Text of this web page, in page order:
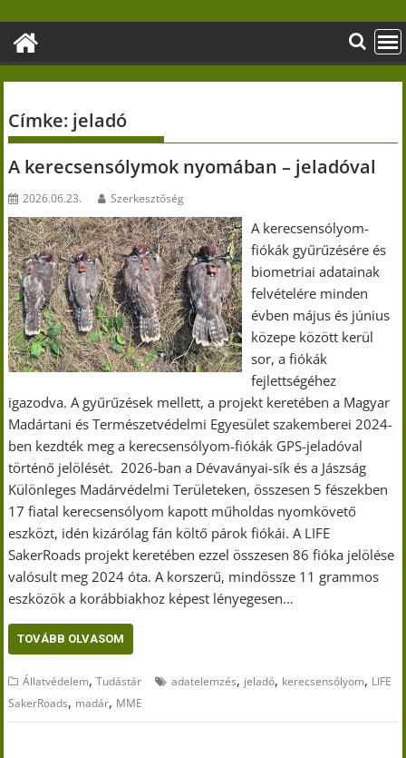
content
Címke: jeladó
A kerecsensólymok nyomában – jeladóval
2026.06.23. Szerkesztőség
A kerecsensólyom-
fiókák gyűrűzésére és
biometriai adatainak
felvételére minden
évben május és június
közepe között kerül
sor, a fiókák
fejlettségéhez
igazodva. A gyűrűzések mellett, a projekt keretében a Magyar
Madártani és Természetvédelmi Egyesület szakemberei 2024-
ben kezdték meg a kerecsensólyom-fiókák GPS-jeladóval
történő jelölését. 2026-ban a Dévaványai-sík és a Jászság
Különleges Madárvédelmi Területeken, összesen 5 fészekben
17 fiatal kerecsensólyom kapott műholdas nyomkövető
eszközt, idén kizárólag fán költő párok fiókái. A LIFE
SakerRoads projekt keretében ezzel összesen 86 fióka jelölése
valósult meg 2024 óta. A korszerű, mindössze 11 grammos
eszközök a korábbiakhoz képest lényegesen…
TOVÁBB OLVASOM
Állatvédelem,Tudástár adatelemzés, jeladó, kerecsensólyom, LIFE
SakerRoads, madár, MME